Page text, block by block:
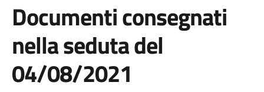
Documenti consegnati
nella seduta del
04/08/2021